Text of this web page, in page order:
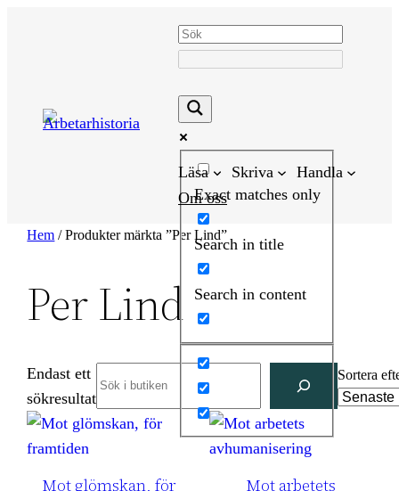
Exact matches only
Search in title
Search in content
Läsa Skriva
Handla
Om oss
Hem / Produkter märkta ”Per Lind”
Per Lind
Endast ett
sökresultat
Sortera
Mot glömskan, för
Mot arbetets